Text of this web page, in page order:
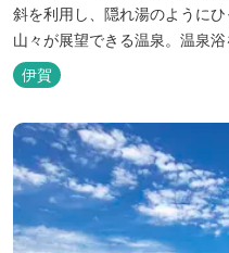
斜を利用し、隠れ湯のように
山々が展望できる温泉。温泉
す。一枚岩をくり貫いてつく
です。 ★源泉100％の野天風呂 源泉100％の野天風呂が2つあり、
38度のぬるめの湯と42度の熱
くりとゆ...
伊賀